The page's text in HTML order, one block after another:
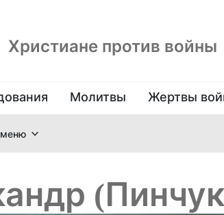
Христиане против войны
Молитвы Жертвы
меню